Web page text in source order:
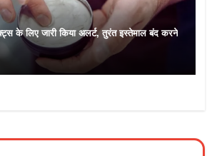
के लिए जारी किया अलर्ट, तुरंत इस्तेमाल बंद करने